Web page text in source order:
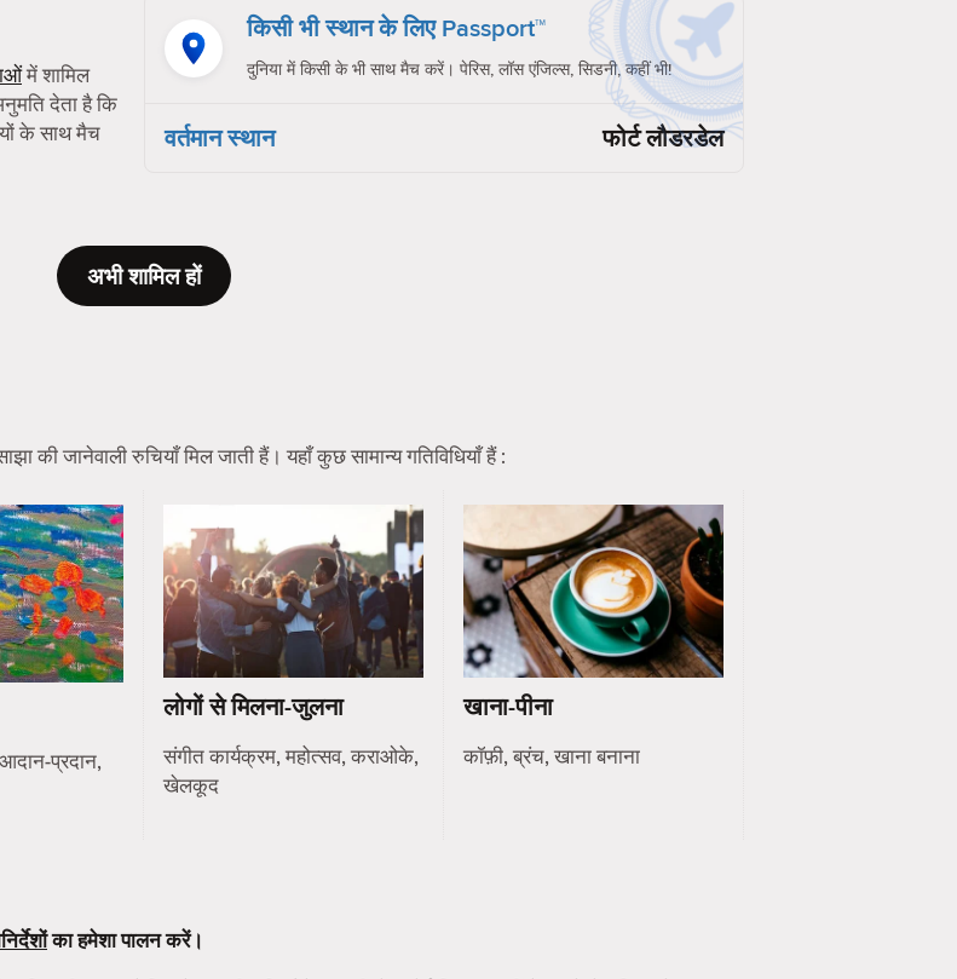
में शामिल
देता है कि
के साथ मैच
किसी भी स्थान के लिए Passport™
दुनिया में किसी के भी साथ मैच करें। पेरिस, लॉस एंजिल्स, सिडनी, कहीं भी!
वर्तमान स्थान फोर्ट लौडरडेल
अभी शामिल हों
जानेवाली रुचियाँ मिल जाती हैं। यहाँ कुछ सामान्य गतिविधियाँ हैं :
प्रदान,
लोगों से मिलना-जुलना
संगीत कार्यक्रम, महोत्सव, कराओके,
खेलकूद
खाना-पीना
कॉफ़ी, ब्रंच, खाना बनाना
का हमेशा पालन करें।